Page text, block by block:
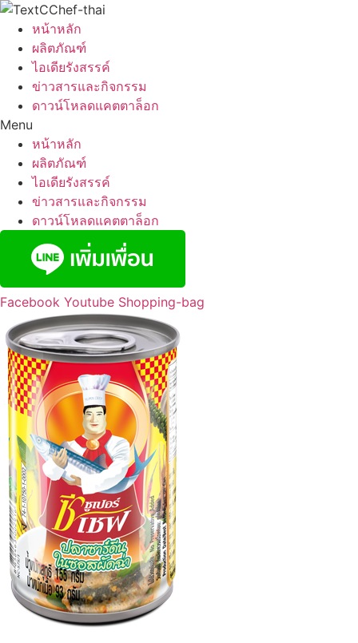
Skip
content
หน้าหลัก
ผลิตภัณฑ์
ไอเดียรังสรรค์
ข่าวสารและกิจกรรม
ดาวน์โหลดแคตตาล็อก
Menu
หน้าหลัก
ผลิตภัณฑ์
ไอเดียรังสรรค์
ข่าวสารและกิจกรรม
ดาวน์โหลดแคตตาล็อก
Facebook Youtube Shopping-bag